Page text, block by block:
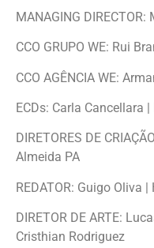
MANAGING
CCO GRUPO WE: Rui
CCO AGÊNCIA WE:
ECDs: Carla Cancellara
DIRETORES DE
Almeida PA
REDATOR: Guigo Oliva
DIRETOR DE ARTE:
Cristhian Rodriguez